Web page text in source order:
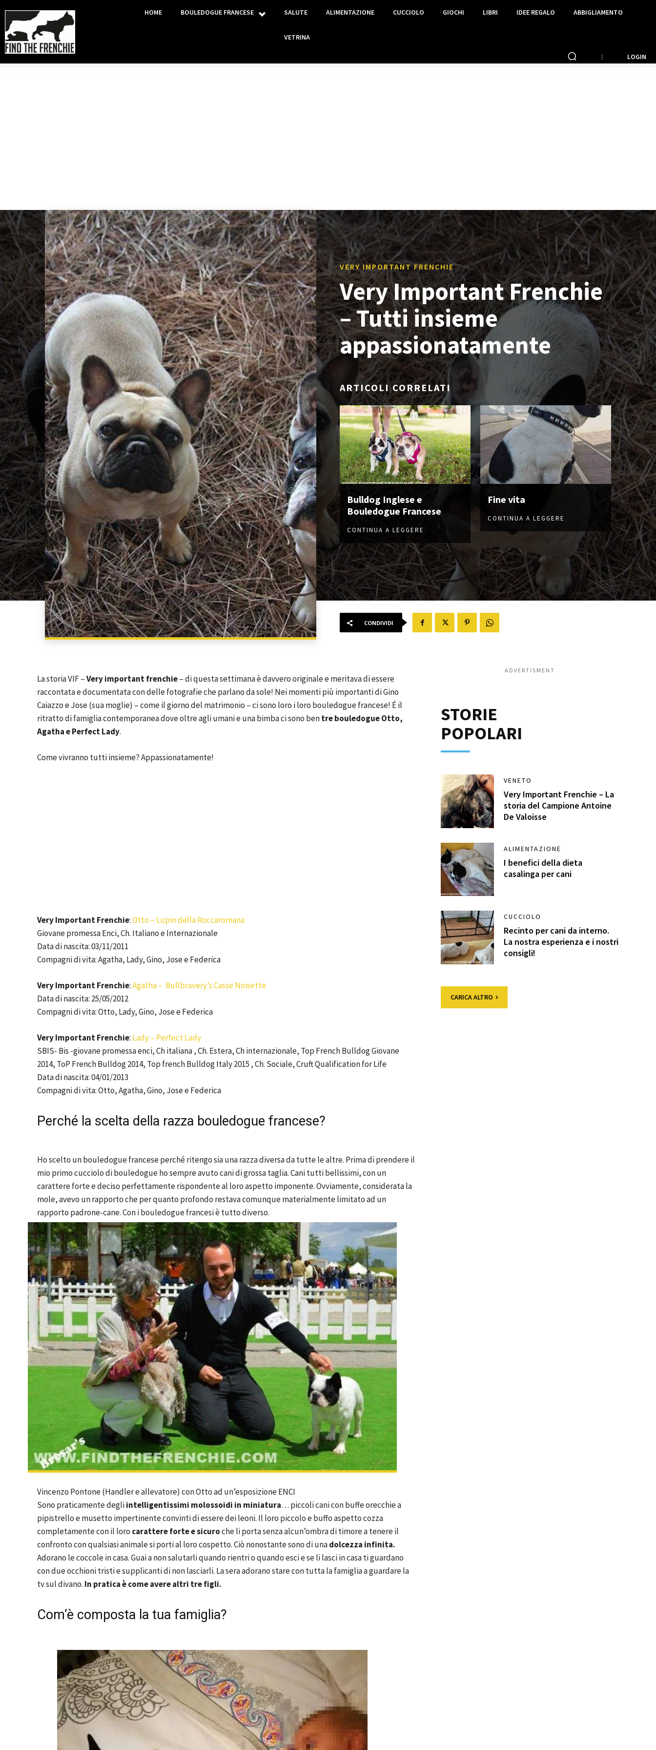
HOME BOULEDOGUE FRANCESE SALUTE ALIMENTAZIONE CUCCIOLO GIOCHI LIBRI IDEE REGALO ABBIGLIAMENTO
VETRINA
LOGIN
VERY IMPORTANT FRENCHIE
Very Important Frenchie
– Tutti insieme
appassionatamente
ARTICOLI CORRELATI
Bulldog Inglese e
Bouledogue Francese
CONTINUA A LEGGERE
Fine vita
CONTINUA A LEGGERE
CONDIVIDI
La storia VIF –Very important frenchie– di questa settimana è davvero originale e meritava di essere
raccontata e documentata con delle fotografie che parlano da sole! Nei momenti più importanti di Gino
Caiazzo e Jose (sua moglie) – come il giorno del matrimonio – ci sono loro i loro bouledogue francese! É il
ritratto di famiglia contemporanea dove oltre agli umani e una bimba ci sono bentre bouledogue Otto,
Agatha ePerfectLady.
Come vivranno tutti insieme? Appassionatamente!
Very Important Frenchie:Otto – Lupin della Roccaromana
Giovane promessa Enci, Ch. Italiano e Internazionale
Data di nascita: 03/11/2011
Compagni di vita: Agatha, Lady, Gino, Jose e Federica
Very Important Frenchie:Agatha – Bullbravery’s Casse Noisette
Data di nascita: 25/05/2012
Compagni di vita: Otto, Lady, Gino, Jose e Federica
Very Important Frenchie: Lady – Perfect Lady
SBIS- Bis -giovane promessa enci, Ch italiana , Ch. Estera, Ch internazionale, Top French Bulldog Giovane
2014, ToP French Bulldog 2014, Top french Bulldog Italy 2015 , Ch. Sociale, Cruft Qualification for Life
Data di nascita: 04/01/2013
Compagni di vita: Otto, Agatha, Gino, Jose e Federica
Perché la scelta della razza bouledogue francese?
Ho scelto un bouledogue francese perché ritengo sia una razza diversa da tutte le altre. Prima di prendere il
mio primo cucciolo di bouledogue ho sempre avuto cani di grossa taglia. Cani tutti bellissimi, con un
carattere forte e deciso perfettamente rispondente al loro aspetto imponente. Ovviamente, considerata la
mole, avevo un rapporto che per quanto profondo restava comunque materialmente limitato ad un
rapporto padrone-cane. Con i bouledogue francesi è tutto diverso.
Vincenzo Pontone (Handler e allevatore) con Otto ad un’esposizione ENCI
Sono praticamente degliintelligentissimi molossoidi in miniatura… piccoli cani con buffe orecchie a
pipistrello e musetto impertinente convinti di essere dei leoni. Il loro piccolo e buffo aspetto cozza
completamente con il loro carattere forte e sicuroche li porta senza alcun’ombra di timore a tenere il
confronto con qualsiasi animale si porti al loro cospetto. Ciò nonostante sono di unadolcezza infinita.
Adorano le coccole in casa. Guai a non salutarli quando rientri o quando esci e se li lasci in casa ti guardano
con due occhioni tristi e supplicanti di non lasciarli. La sera adorano stare con tutta la famiglia a guardare la
tv sul divano. In pratica è come avere altri tre figli.
Com’è composta la tua famiglia?
ADVERTISMENT
STORIE
POPOLARI
VENETO
Very Important Frenchie – La
storia del Campione Antoine
De Valoisse
ALIMENTAZIONE
I benefici della dieta
casalinga per cani
CUCCIOLO
Recinto per cani da interno.
La nostra esperienza e i nostri
consigli!
CARICA ALTRO